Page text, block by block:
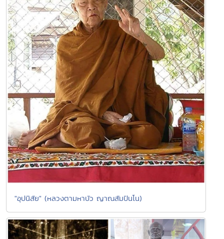
"อุปนิสัย" (หลวงตามหาบัว ญาณสัมปันโน)